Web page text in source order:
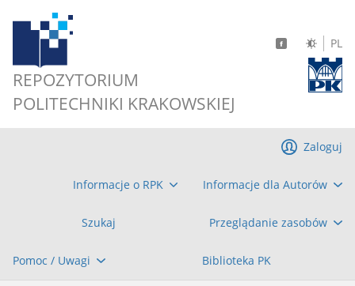
REPOZYTORIUM
POLITECHNIKI KRAKOWSKIEJ
PL
Informacje o RPK Informacje dla Autorów
Szukaj Przeglądanie zasobów
Pomoc / Uwagi Biblioteka PK
Zaloguj